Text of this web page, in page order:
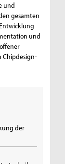
und
gesamten
und
Chipdesign-
der